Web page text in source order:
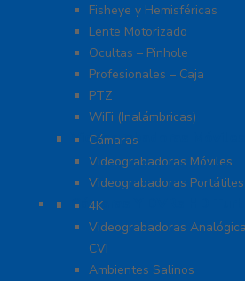
Fisheye y Hemisféricas
Lente Motorizado
Ocultas – Pinhole
Profesionales – Caja
PTZ
WiFi (Inalámbricas)
Videograbadoras
Cámaras
Videograbadoras Móviles
Videograbadoras Portátiles
Cámaras Y DVRs HD
4K
Videograbadoras
CVI
Ambientes Salinos